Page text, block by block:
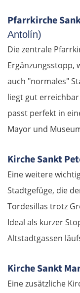
Pfarrkirche
Antolín)
Die zentrale
Ergänzungsstopp,
auch "normales"
liegt gut
passt perfekt in
Mayor und
Kirche Sankt
Eine weitere
Stadtgefüge, die
Tordesillas trotz
Ideal als kurzer
Altstadtgassen
Kirche Sankt
Eine zusätzliche
Dresden
Pirna
Tschechien
Prag
Beroun
Taus